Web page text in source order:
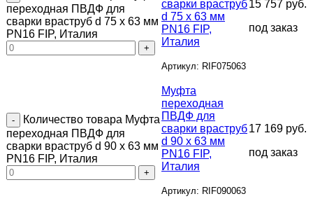
переходная ПВДФ для
сварки враструб d 75 х 63 мм
PN16 FIP, Италия
сварки враструб
d 75 х 63 мм
PN16 FIP,
Италия
Артикул: RIF075063
15 757 руб.
под заказ
Количество товара Муфта
переходная ПВДФ для
сварки враструб d 90 х 63 мм
PN16 FIP, Италия
Муфта
переходная
ПВДФ для
сварки враструб
d 90 х 63 мм
PN16 FIP,
Италия
Артикул: RIF090063
17 169 руб.
под заказ